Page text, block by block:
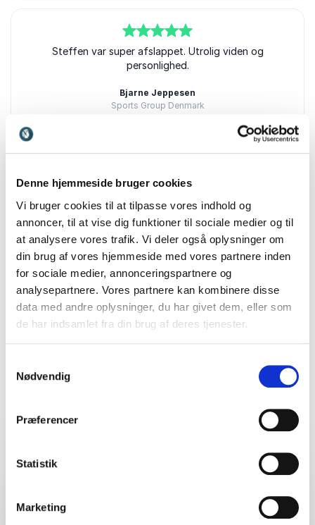
Denne hjemmeside bruger cookies
Vi bruger cookies til at tilpasse vores indhold og
annoncer, til at vise dig funktioner til sociale medier og til
at analysere vores trafik. Vi deler også oplysninger om
din brug af vores hjemmeside med vores partnere inden
for sociale medier, annonceringspartnere og
analysepartnere. Vores partnere kan kombinere disse
data med andre oplysninger, du har givet dem, eller som
de har indsamlet fra din brug af deres tjenester.
Nødvendig
Præferencer
Statistik
Marketing
ud af5
Steffen var super afslappet. Utrolig viden og
personlighed.
Bjarne Jeppesen
Sports Group Denmark
5ud af5Spændende og levende fortæller.
Lena Mortensen
Kjellerup Valgmenighed
Steffen Jensen
5ud af5
Meget veloplagt og særdeles kyndig
foredragsholder
5ud af5
Helt fantastisk godt foredrag med Steffen Jensen,
korrespondent i Mellemøsten. Hudløst ærligt med
masser af gode anekdoter. Steffen er en fantastisk
+Vis alle 28 anmeldelser
STEFFEN JENSEN FOREDRAG
Historien i fotografiet, og fortællingen
bag det